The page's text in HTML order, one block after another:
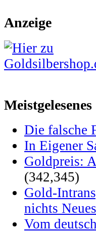
Anzeige
Meistgelesenes
Die falsche
In Eigener
Goldpreis:
(342,345)
Gold-
nichts Neues
Vom